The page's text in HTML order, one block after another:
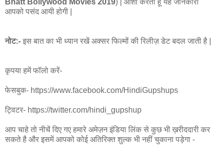
Bhatt Bollywood Movies 2019) | आशा करता हूँ यह जानकारी
आपको पसंद आयी होगी |
नोट:- इस बात का भी ध्यान रखें अक्सर फिल्मों की रिलीज़ डेट बदल जाती है |
कृपया हमें फॉलो करें-
फेसबुक- https://www.facebook.com/HindiGupshups
ट्विटर- https://twitter.com/hindi_gupshup
आप चाहे तो नीचें दिए गए हमारे अमेज़न इंडिया लिंक से कुछ भी ख़रीददारी कर
सकते है और इसमें आपको कोई अतिरिक्त शुल्क भी नहीं चुकाना पड़ेगा -